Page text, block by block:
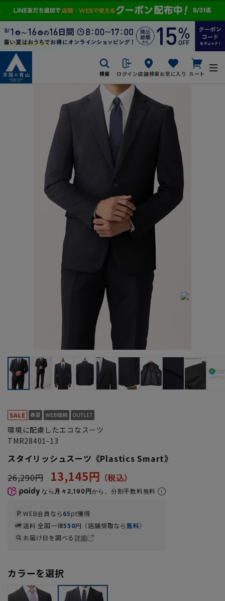
検索 ログイン店舗検索お気に入り カート
環境に配慮したエコなスーツ
TMR28401-13
スタイリッシュスーツ《Plastics Smart》
26,290円
13,145円
なら 月々2,190円から。分割手数料無料
WEB会員なら65pt獲得
送料 全国一律550円（店舗受取なら無料）
お届け日を調べる詳細
カラーを選択